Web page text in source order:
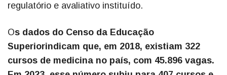
regulatório e avaliativo instituído.
Os dados do Censo da Educação
Superiorindicam que, em 2018, existiam 322
cursos de medicina no país, com 45.896 vagas.